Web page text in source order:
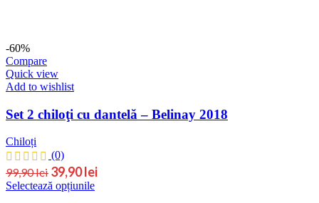
-60%
Compare
Quick view
Add to wishlist
Set 2 chiloţi cu dantelă – Belinay 2018
Chiloți
(0)
99,90lei Prețul
inițial
39,90leiPrețul
Selectează opțiunileAcest